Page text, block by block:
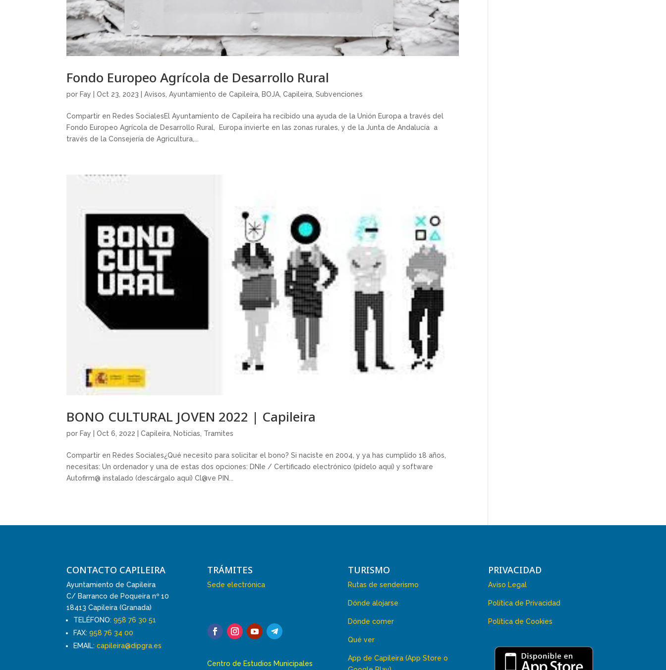
Fondo Europeo Agrícola de Desarrollo Rural
por Fay |Oct 23, 2023 |Avisos,Ayuntamiento de Capileira, BOJA,Capileira,Subvenciones
Compartir en Redes SocialesEl Ayuntamiento de Capileira ha recibido una ayuda de la Unión Europa a través del
Fondo Europeo Agrícola de Desarrollo Rural, Europa invierte en las zonas rurales, y de la Junta de Andalucía a
través de la Consejería de Agricultura,...
BONO CULTURAL JOVEN 2022 | Capileira
por Fay |Oct 6, 2022 |Capileira Noticias Tramites
Compartir en Redes Sociales¿Qué necesito para solicitar el bono? Si naciste en 2004, y ya has cumplido 18 años,
necesitas: Un ordenador y una de estas dos opciones: DNIe / Certificado electrónico (pídelo aquí) y software
Autofirm@ instalado (descárgalo aquí) Cl@ve PIN...
CONTACTO CAPILEIRA
Ayuntamiento de Capileira
C/ Barranco de Poqueira nº 10
18413 Capileira (Granada)
TELÉFONO:958 76 30 51
FAX:958 76 34 00
EMAIL:capileira@dipgra.es
TRÁMITES
Sede electrónica
Centro de Estudios Municipales
TURISMO
Rutas de senderismo
Dónde alojarse
Dónde comer
Qué ver
App de Capileira (App Store o
PRIVACIDAD
Aviso Legal
Política de Privacidad
Política de Cookies